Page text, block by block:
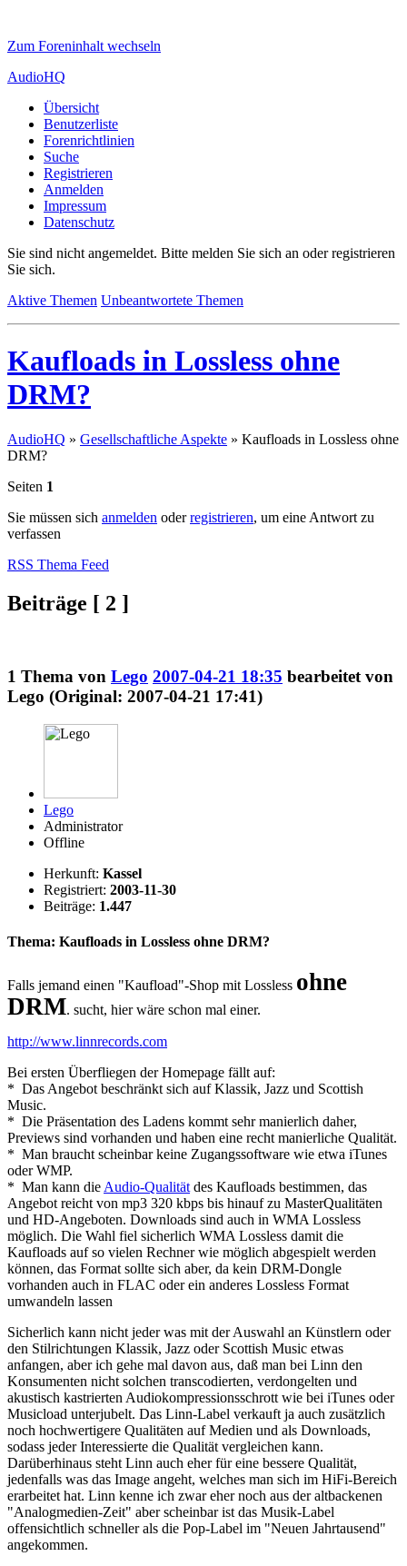
Zum Foreninhalt wechseln
AudioHQ
Übersicht
Benutzerliste
Forenrichtlinien
Suche
Registrieren
Anmelden
Impressum
Datenschutz
Sie sind nicht angemeldet. Bitte melden Sie sich an oder registrieren
Sie sich.
Aktive Themen Unbeantwortete Themen
Kaufloads in Lossless ohne
DRM?
AudioHQ » Gesellschaftliche Aspekte » Kaufloads in Lossless ohne
DRM?
Seiten 1
Sie müssen sich anmelden oderregistrieren, um eine Antwort zu
verfassen
RSS Thema Feed
Beiträge [ 2 ]
1 Thema von Lego 2007-04-21 18:35 bearbeitet von
Lego (Original: 2007-04-21 17:41)
Lego
Administrator
Offline
Herkunft: Kassel
Registriert: 2003-11-30
Beiträge: 1.447
Thema: Kaufloads in Lossless ohne DRM?
Falls jemand einen "Kaufload"-Shop mit Lossless ohne
DRM. sucht, hier wäre schon mal einer.
http://www.linnrecords.com
Bei ersten Überfliegen der Homepage fällt auf:
* Das Angebot beschränkt sich auf Klassik, Jazz und Scottish
Music.
* Die Präsentation des Ladens kommt sehr manierlich daher,
Previews sind vorhanden und haben eine recht manierliche Qualität.
* Man braucht scheinbar keine Zugangssoftware wie etwa iTunes
oder WMP.
* Man kann die Audio-Qualität des Kaufloads bestimmen, das
Angebot reicht von mp3 320 kbps bis hinauf zu MasterQualitäten
und HD-Angeboten. Downloads sind auch in WMA Lossless
möglich. Die Wahl fiel sicherlich WMA Lossless damit die
Kaufloads auf so vielen Rechner wie möglich abgespielt werden
können, das Format sollte sich aber, da kein DRM-Dongle
vorhanden auch in FLAC oder ein anderes Lossless Format
umwandeln lassen
Sicherlich kann nicht jeder was mit der Auswahl an Künstlern oder
den Stilrichtungen Klassik, Jazz oder Scottish Music etwas
anfangen, aber ich gehe mal davon aus, daß man bei Linn den
Konsumenten nicht solchen transcodierten, verdongelten und
akustisch kastrierten Audiokompressionsschrott wie bei iTunes oder
Musicload unterjubelt. Das Linn-Label verkauft ja auch zusätzlich
noch hochwertigere Qualitäten auf Medien und als Downloads,
sodass jeder Interessierte die Qualität vergleichen kann.
Darüberhinaus steht Linn auch eher für eine bessere Qualität,
jedenfalls was das Image angeht, welches man sich im HiFi-Bereich
erarbeitet hat. Linn kenne ich zwar eher noch aus der altbackenen
"Analogmedien-Zeit" aber scheinbar ist das Musik-Label
offensichtlich schneller als die Pop-Label im "Neuen Jahrtausend"
angekommen.